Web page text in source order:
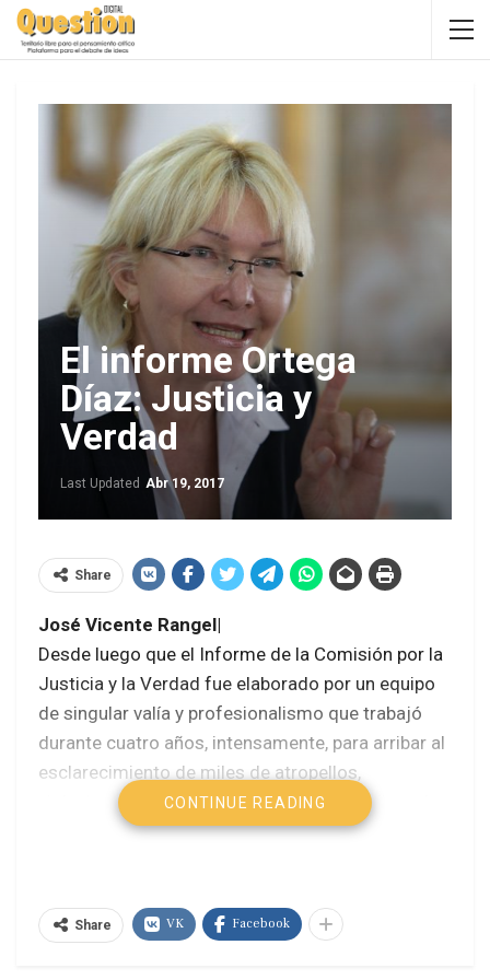
El informe Ortega
Díaz: Justicia y
Verdad
Last Updated Abr 19, 2017
Share
José Vicente Rangel|
Desde luego que el Informe de la Comisión por la
Justicia y la Verdad fue elaborado por un equipo
de singular valía y profesionalismo que trabajó
durante cuatro años, intensamente, para arribar al
esclarecimiento de miles de atropellos,
violaciones de los derechos humanos, delitos de
lesa humanidad, cometidos por los gobiernos de
estremecedor contra el silencio y el olvido que
caracterizó ese período histórico. Mas considero
CONTINUE READING
Share VK Facebook